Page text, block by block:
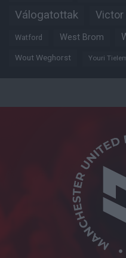
Válogatottak Victor
Watford West Brom
Wout Weghorst Youri